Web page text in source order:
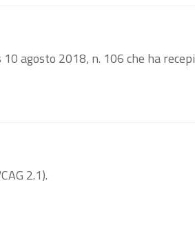
agosto 2018, n. 106 che ha
2.1).